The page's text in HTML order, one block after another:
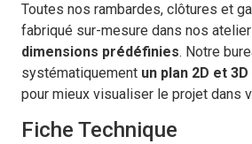
Toutes nos rambardes, clôtures et
fabriqué sur-mesure dans nos
dimensions prédéfinies. Notre
systématiquement un plan 2D et
pour mieux visualiser le projet dans
Fiche Technique